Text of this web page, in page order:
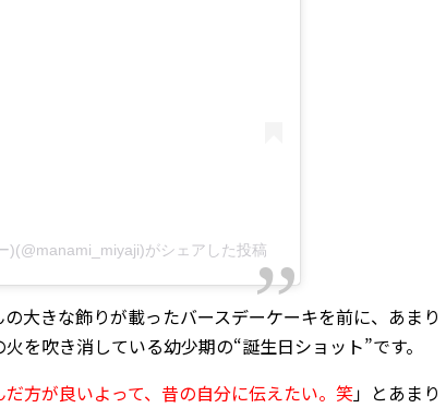
)(@manami_miyaji)がシェアした投稿
大きな飾りが載ったバースデーケーキを前に、あまり
を吹き消している幼少期の“誕生日ショット”です。
方が良いよって、昔の自分に伝えたい。笑」とあまり